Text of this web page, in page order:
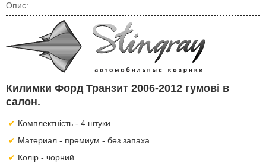
Опис:
Килимки Форд Транзит 2006-2012 гумові в
салон.
Комплектність - 4 штуки.
Материал - премиум - без запаха.
Колір - чорний